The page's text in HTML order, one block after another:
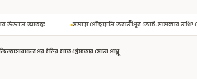
পৌঁছায়নি ভবানীপুর ভোট-মামলার নথি! রেজিস্ট্রার জেনারেলের কাছে
পর ইডির হাতে গ্রেফতার সোনা পাপ্পু